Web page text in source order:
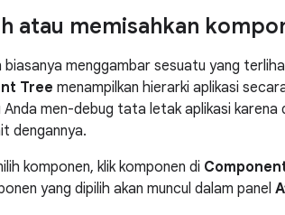
atau memisahkan
biasanya menggambar sesuatu yang
Tree menampilkan hierarki aplikasi
men-debug tata letak aplikasi karena
dengannya.
komponen, klik komponen di
yang dipilih akan muncul dalam panel